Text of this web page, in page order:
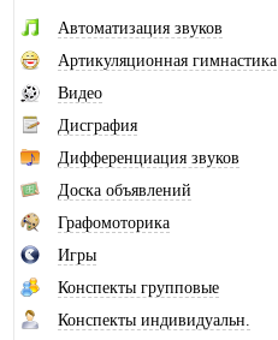
Головина А.И. г. Минусинск
Горлова О.В. г. Шимановск
Горохова И.А. г. Москва
Горячева О.В. г. Тимашевск
Губайдуллина Н.Р. г. Тольятти
Десюкова Н.В. г. Томск
Дидковская И.В. г. Дегтярск
Дольникова А.А. г. Смоленск
Домась Н.П. г. Москва
Дубинина Т.А. г. Санкт-Петербург
Автоматизация звуков
Артикуляционная гимнастика
Видео
Дисграфия
Дифференциация звуков
Доска объявлений
Графомоторика
Игры
Конспекты групповые
Конспекты индивидуальн.